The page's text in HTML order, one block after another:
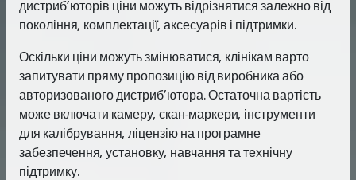
дистриб’юторів ціни можуть відрізнятися залежно від
покоління, комплектації, аксесуарів і підтримки.
Оскільки ціни можуть змінюватися, клінікам варто
запитувати пряму пропозицію від виробника або
авторизованого дистриб’ютора. Остаточна вартість
може включати камеру, скан-маркери, інструменти
для калібрування, ліцензію на програмне
забезпечення, установку, навчання та технічну
підтримку.